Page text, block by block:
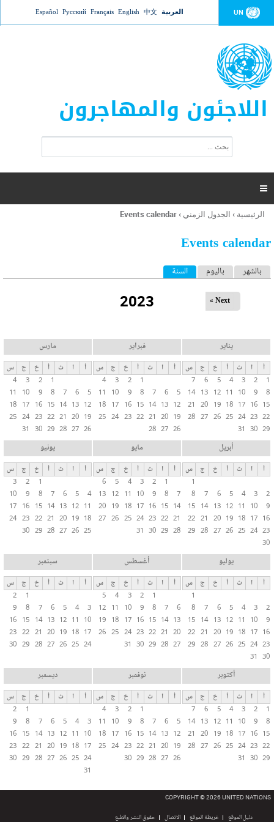
Jump to navigation UN العربية 中文
English
Français
Русский
Español
اللاجئون والمهاجرون
ت
ر
ل
ح
ب

أنت
هنا
الرئيسية › الجدول الزمني ›
Events calendar
Events calendar
ا
ب
ا
ت
ا
ل
أ
ا
س
ي
ة
بالشهر باليوم السنة (علامة التبويب النشطة)
2023 Next »
يناير
أ ا ث أ خ ج
س
1
2
3
4
5
6
7
8
9
10
11
12
13
14
15
16
17
18
19
20
21
22
23
24
25
26
27
28
29
30
31
فبراير
أ ا ث أ خ ج
س
1
2
3
4
5
6
7
8
9
10
11
12
13
14
15
16
17
18
19
20
21
22
23
24
25
26
27
28
مارس
أ ا ث أ خ ج
س
1
2
3
4
5
6
7
8
9
10
11
12
13
14
15
16
17
18
19
20
21
22
23
24
25
26
27
28
29
30
31
أبريل
أ ا ث أ خ ج
س
1
2
3
4
5
6
7
8
9
10
11
12
13
14
15
16
17
18
19
20
21
22
23
24
25
26
27
28
29
30
مايو
أ ا ث أ خ ج
س
1
2
3
4
5
6
7
8
9
10
11
12
13
14
15
16
17
18
19
20
21
22
23
24
25
26
27
28
29
30
31
يونيو
أ ا ث أ خ ج
س
1
2
3
4
5
6
7
8
9
10
11
12
13
14
15
16
17
18
19
20
21
22
23
24
25
26
27
28
29
30
يوليو
أ ا ث أ خ ج
س
1
2
3
4
5
6
7
8
9
10
11
12
13
14
15
16
17
18
19
20
21
22
23
24
25
26
27
28
29
30
31
أغسطس
أ ا ث أ خ ج
س
1
2
3
4
5
6
7
8
9
10
11
12
13
14
15
16
17
18
19
20
21
22
23
24
25
26
27
28
29
30
31
سبتمبر
أ ا ث أ خ ج
س
1
2
3
4
5
6
7
8
9
10
11
12
13
14
15
16
17
18
19
20
21
22
23
24
25
26
27
28
29
30
أكتوبر
أ ا ث أ خ ج
س
1
2
3
4
5
6
7
8
9
10
11
12
13
14
15
16
17
18
19
20
21
22
23
24
25
26
27
28
29
30
31
نوفمبر
أ ا ث أ خ ج
س
1
2
3
4
5
6
7
8
9
10
11
12
13
14
15
16
17
18
19
20
21
22
23
24
25
26
27
28
29
30
ديسمبر
أ ا ث أ خ ج
س
1
2
3
4
5
6
7
8
9
10
11
12
13
14
15
16
17
18
19
20
21
22
23
24
25
26
27
28
29
30
31
COPYRIGHT © 2026 UNITED NATIONS
دليل الموقع خريطة الموقع الاتصال حقوق النشر والطبع